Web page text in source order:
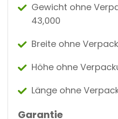
Gewicht ohne
43,000
Breite ohne
Höhe ohne
Länge ohne
Garantie